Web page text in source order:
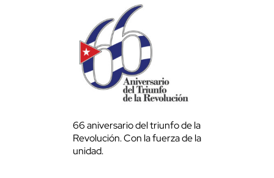
66 aniversario del triunfo de la
Revolución. Con la fuerza de la
unidad.